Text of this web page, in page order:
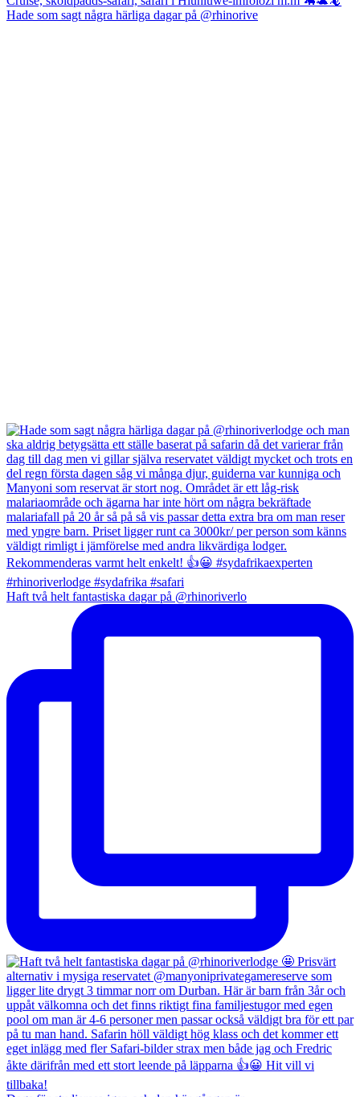
Hade som sagt några härliga dagar på @rhinorive
Haft två helt fantastiska dagar på @rhinoriverlo